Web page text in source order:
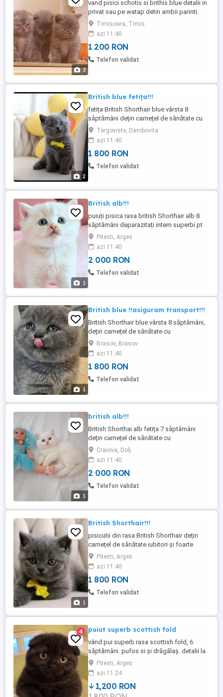
3
vand pisici schotis si brithis blue detalii in
privat sau pe watap detin ambii parinti.
Timisoara, Timis
azi 11:40
1 200 RON
Telefon validat
2
British blue fetița!!!
fetița British Shorthair blue vârsta 8
săptămâni dețin carnețel de sănătate cu
deparazitarile interne pt varsta lor. mai
multe poze și detalii la tf.
Targoviste, Dambovita
azi 11:40
1 800 RON
Telefon validat
1
British alb!!!
puiuți pisica rasa british Shorthair alb 8
săptămâni deparazitați intern superbi.pt
Detalii la telefon
Pitesti, Arges
azi 11:40
2 000 RON
Telefon validat
1
British blue !!asiguram transport!!!
British Shorthair blue vârsta 8 săptămâni,
dețin carnețel de sănătate cu
deparazitarile interne pt detalii și poze la
tf
Brasov, Brasov
azi 11:40
1 800 RON
Telefon validat
1
british alb!!!
British Shorthai alb fetița 7 săptămâni
dețin carnețel de sănătate cu
deparazitarile interne pt mai multe detalii
și poze la tf
Craiova, Dolj
azi 11:40
2 000 RON
Telefon validat
1
British Shorthair!!!
pisicutii din rasa British Shorthair dețin
carnețel de sănătate iubitori și foarte
jucăuși pt mai multe detalii la telefon.
Pitesti, Arges
azi 11:40
1 800 RON
Telefon validat
4 puiut superb scottish fold
vând pui superb rasa scottish fold, 6
săptămâni. pufos si și drăgălaș. detalii la
tel Pitesti, Arges
azi 11:24
1,200 RON